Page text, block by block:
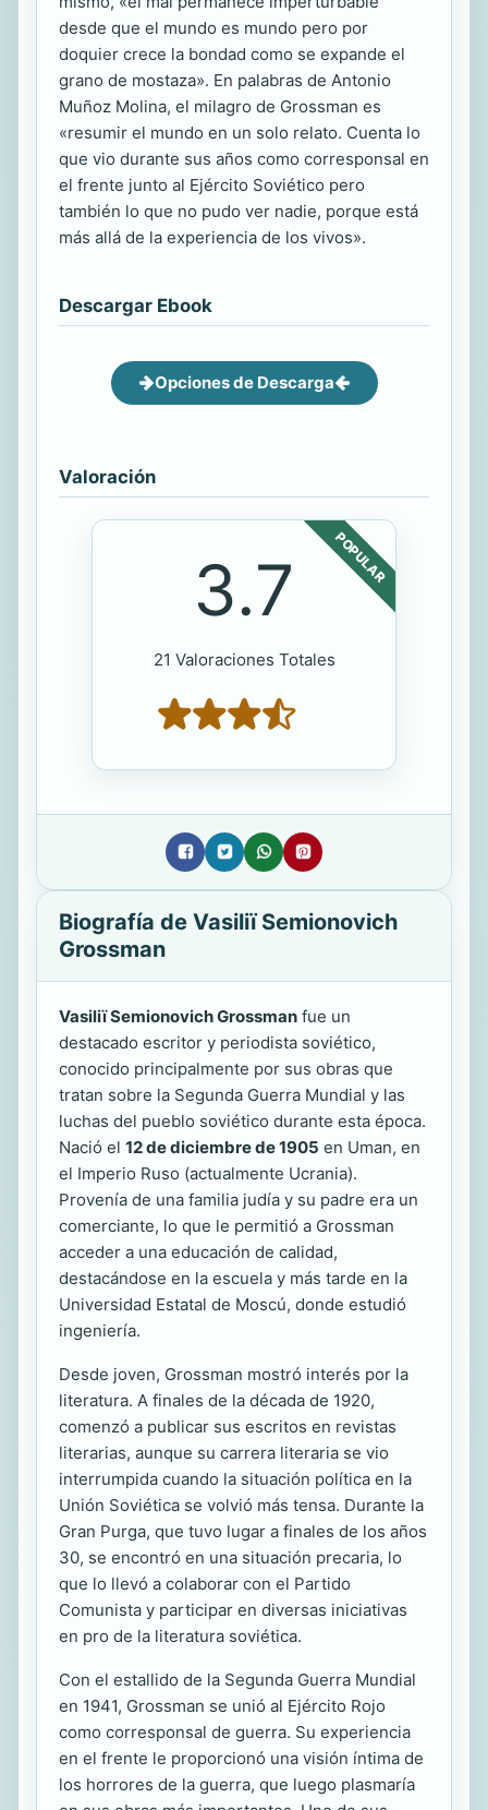
desde que el mundo es mundo pero por
doquier crece la bondad como se expande el
grano de mostaza». En palabras de Antonio
Muñoz Molina, el milagro de Grossman es
«resumir el mundo en un solo relato. Cuenta lo
que vio durante sus años como corresponsal en
el frente junto al Ejército Soviético pero
también lo que no pudo ver nadie, porque está
más allá de la experiencia de los vivos».
Descargar Ebook
Opciones de Descarga
Valoración
POPULAR
3.7
21 Valoraciones Totales
Biografía de Vasiliï Semionovich
Grossman
Vasiliï Semionovich Grossman fue un
destacado escritor y periodista soviético,
conocido principalmente por sus obras que
tratan sobre la Segunda Guerra Mundial y las
luchas del pueblo soviético durante esta época.
Nació el 12 de diciembre de 1905 en Uman, en
el Imperio Ruso (actualmente Ucrania).
Provenía de una familia judía y su padre era un
comerciante, lo que le permitió a Grossman
acceder a una educación de calidad,
destacándose en la escuela y más tarde en la
Universidad Estatal de Moscú, donde estudió
ingeniería.
Desde joven, Grossman mostró interés por la
literatura. A finales de la década de 1920,
comenzó a publicar sus escritos en revistas
literarias, aunque su carrera literaria se vio
interrumpida cuando la situación política en la
Unión Soviética se volvió más tensa. Durante la
Gran Purga, que tuvo lugar a finales de los años
30, se encontró en una situación precaria, lo
que lo llevó a colaborar con el Partido
Comunista y participar en diversas iniciativas
en pro de la literatura soviética.
Con el estallido de la Segunda Guerra Mundial
en 1941, Grossman se unió al Ejército Rojo
como corresponsal de guerra. Su experiencia
en el frente le proporcionó una visión íntima de
los horrores de la guerra, que luego plasmaría